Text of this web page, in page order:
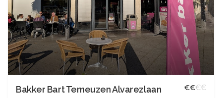
Bakker Bart Terneuzen Alvarezlaan €€€€